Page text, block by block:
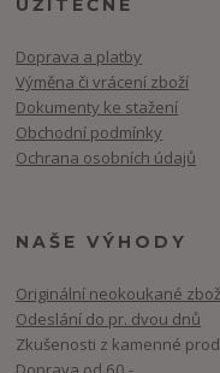
UŽITEČNÉ
Doprava a platby
Výměna či vrácení zboží
Dokumenty ke stažení
Obchodní podmínky
Ochrana osobních údajů
NAŠE VÝHODY
Originální neokoukané
Odeslání do pr. dvou dnů
Zkušenosti z kamenné